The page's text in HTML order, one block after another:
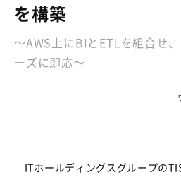
を構築
～AWS上にBIとETLを組合せ
ーズに即応～
ITホールディングスグループの